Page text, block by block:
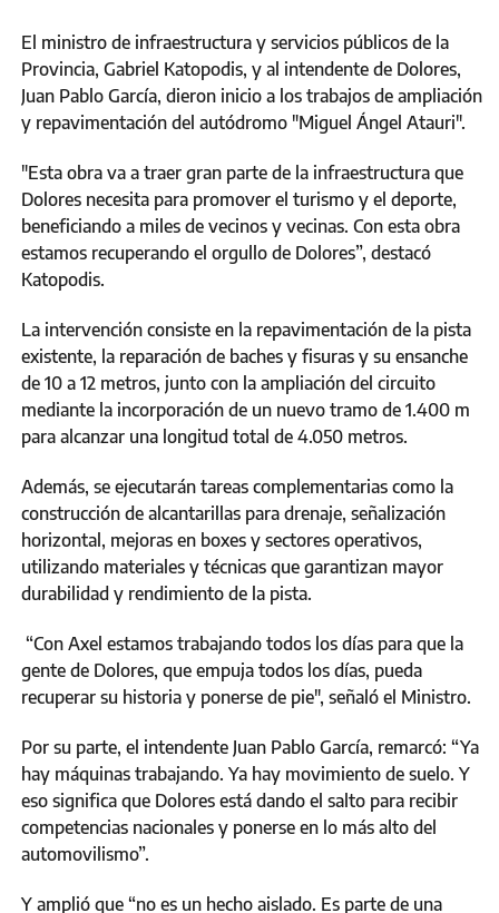
El ministro de infraestructura y servicios públicos de la
Provincia, Gabriel Katopodis, y al intendente de Dolores,
Juan Pablo García, dieron inicio a los trabajos de ampliación
y repavimentación del autódromo "Miguel Ángel Atauri".
"Esta obra va a traer gran parte de la infraestructura que
Dolores necesita para promover el turismo y el deporte,
beneficiando a miles de vecinos y vecinas. Con esta obra
estamos recuperando el orgullo de Dolores”, destacó
Katopodis.
La intervención consiste en la repavimentación de la pista
existente, la reparación de baches y fisuras y su ensanche
de 10 a 12 metros, junto con la ampliación del circuito
mediante la incorporación de un nuevo tramo de 1.400 m
para alcanzar una longitud total de 4.050 metros.
Además, se ejecutarán tareas complementarias como la
construcción de alcantarillas para drenaje, señalización
horizontal, mejoras en boxes y sectores operativos,
utilizando materiales y técnicas que garantizan mayor
durabilidad y rendimiento de la pista.
“Con Axel estamos trabajando todos los días para que la
gente de Dolores, que empuja todos los días, pueda
recuperar su historia y ponerse de pie", señaló el Ministro.
Por su parte, el intendente Juan Pablo García, remarcó: “Ya
hay máquinas trabajando. Ya hay movimiento de suelo. Y
eso significa que Dolores está dando el salto para recibir
competencias nacionales y ponerse en lo más alto del
automovilismo”.
Y amplió que “no es un hecho aislado. Es parte de una